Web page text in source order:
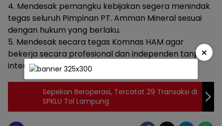
4. Mendesak pemangku kebijakan segera menindak
tegas seluruh Pimpinan PT. Amman Mineral sesuai
dengan hukum yang berlaku.
5. Mendesak secara tegas Komnas HAM agar
bekerja secara profesional dan independen tanpa
intervensi dari siapapun. (Team Posperanews)
Sepekan Beroperasi, Tercatat 29 Transaksi di
SPKLU Tol Lampung
×